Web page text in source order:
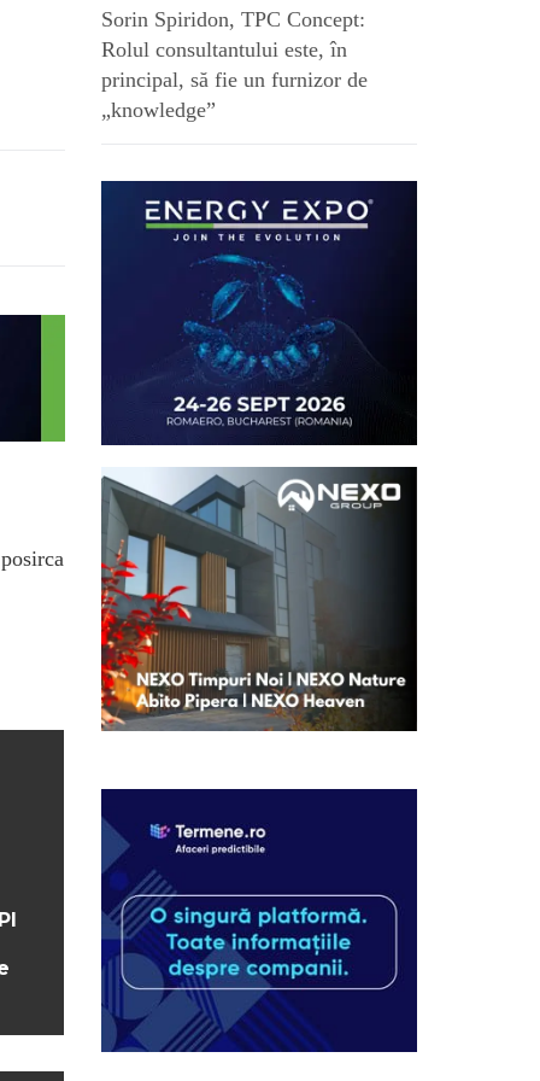
Sorin Spiridon, TPC Concept:
Rolul consultantului este, în
principal, să fie un furnizor de
„knowledge”